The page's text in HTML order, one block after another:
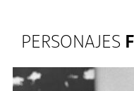
PERSONAJES